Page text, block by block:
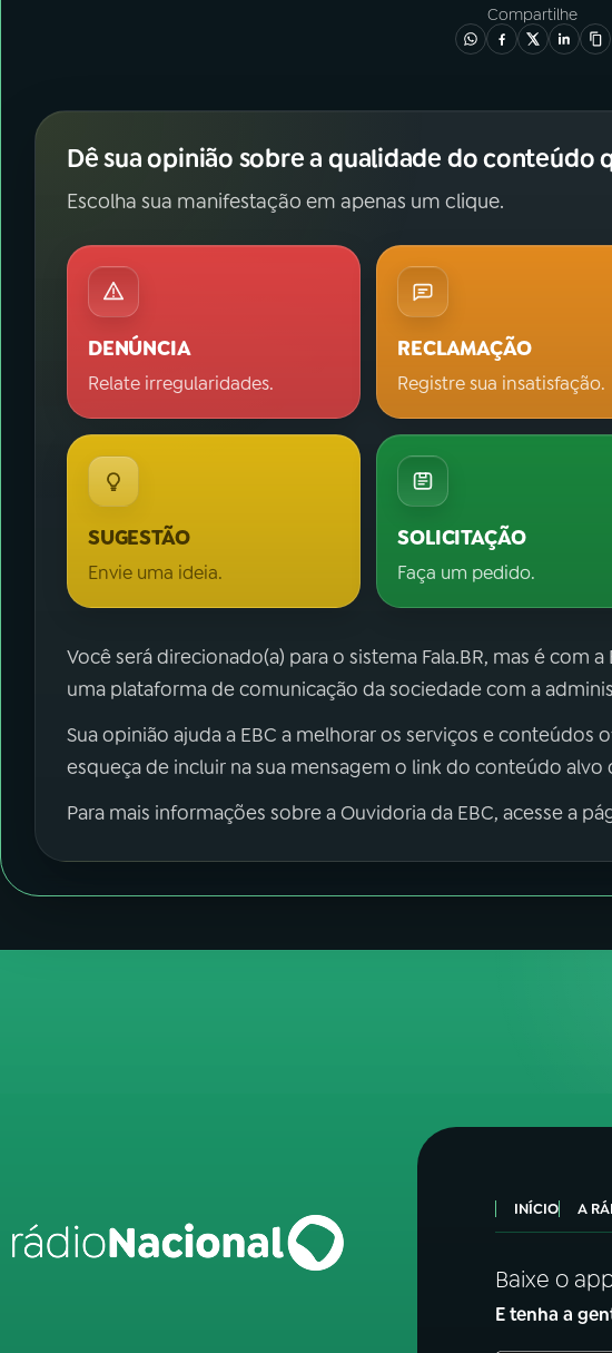
Compartilhe
Dê sua opinião sobre a qualidade do conteúdo
Escolha sua manifestação em apenas um clique.
DENÚNCIA
Relate irregularidades.
RECLAMAÇÃO
Registre sua insatisfação.
SUGESTÃO
Envie uma ideia.
SOLICITAÇÃO
Faça um pedido.
Você será direcionado(a) para o sistema Fala.BR, mas é com
uma plataforma de comunicação da sociedade com a
Sua opinião ajuda a EBC a melhorar os serviços e conteúdos
esqueça de incluir na sua mensagem o link do conteúdo alvo
Para mais informações sobre a Ouvidoria da EBC, acesse a
INÍCIO A
Baixe o
E tenha a